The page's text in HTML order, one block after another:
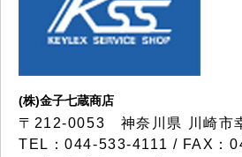
(株)金子七蔵商店
〒212-0053 神奈川県 川崎市
TEL：044-533-4111 / FAX：